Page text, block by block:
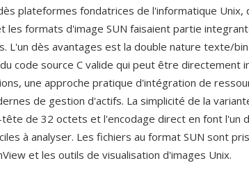
plateformes fondatrices de l'informatique Unix,
formats d'image SUN faisaient partie
L'un dès avantages est la double nature texte/
code source C valide qui peut être directement
une approche pratique d'intégration de
de gestion d'actifs. La simplicité de la
de 32 octets et l'encodage direct en font l'un
à analyser. Les fichiers au format SUN sont
et les outils de visualisation d'images Unix.